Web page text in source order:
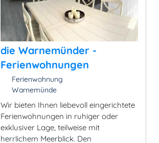
die Warnemünder -
Ferienwohnungen
Ferienwohnung
Warnemünde
Wir bieten Ihnen liebevoll eingerichtete
Ferienwohnungen in ruhiger oder
exklusiver Lage, teilweise mit
herrlichem Meerblick. Den